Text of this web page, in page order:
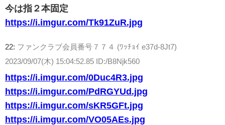
今は指２本固定
https://i.imgur.com/Tk91ZuR.jpg
22: ファンクラブ会員番号７７４ (ﾜｯﾁｮｲ e37d-8Jt7)
2023/09/07(木) 15:04:52.85 ID:/B8Njk560
https://i.imgur.com/0Duc4R3.jpg
https://i.imgur.com/PdRGYUd.jpg
https://i.imgur.com/sKR5GFt.jpg
https://i.imgur.com/VO05AEs.jpg